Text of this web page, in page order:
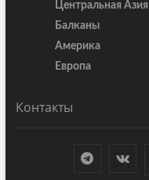
Центральная Азия
Балканы
Америка
Европа
Контакты